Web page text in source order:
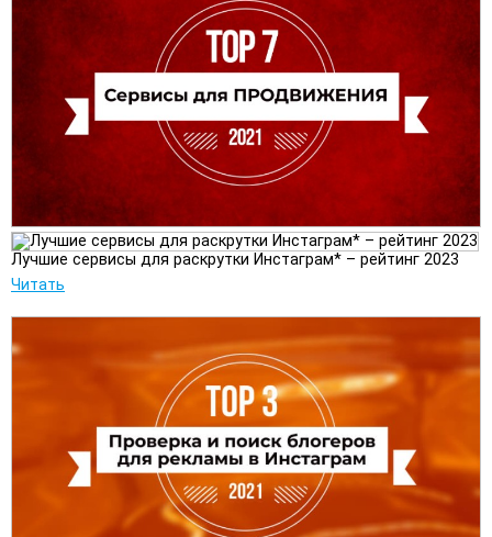
Лучшие сервисы для раскрутки Инстаграм* – рейтинг 2023
Читать